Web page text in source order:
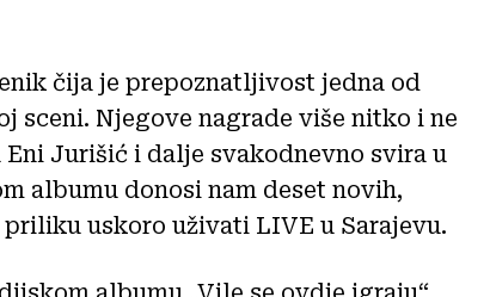
čija je prepoznatljivost jedna od
sceni. Njegove nagrade više nitko i ne
Jurišić i dalje svakodnevno svira u
albumu donosi nam deset novih,
uskoro uživati LIVE u Sarajevu.